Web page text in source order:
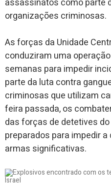
assassinatos como parte
organizações criminosas.
As forças da Unidade
conduziram uma
semanas para impedir
parte da luta contra
criminosas que utilizam
feira passada, os
das forças de detetives
preparados para impedir
armas significativas.